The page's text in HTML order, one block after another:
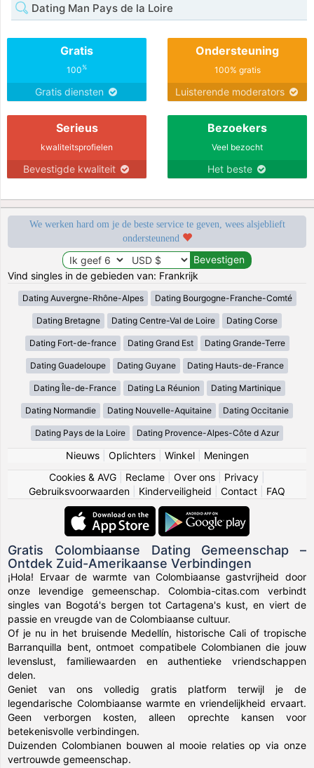
Dating Man Pays de la Loire
Gratis
100%
Gratis diensten
Ondersteuning
100% gratis
Luisterende moderators
Serieus
kwaliteitsprofielen
Bevestigde kwaliteit
Bezoekers
Veel bezocht
Het beste
We werken hard om je de beste service te geven, wees alsjeblieft
ondersteunend
Vind singles in de gebieden van: Frankrijk
Dating Auvergne-Rhône-Alpes Dating Bourgogne-Franche-Comté
Dating Bretagne Dating Centre-Val de Loire Dating Corse
Dating Fort-de-france Dating Grand Est Dating Grande-Terre
Dating Guadeloupe Dating Guyane Dating Hauts-de-France
Dating Île-de-France Dating La Réunion Dating Martinique
Dating Normandie Dating Nouvelle-Aquitaine Dating Occitanie
Dating Pays de la Loire Dating Provence-Alpes-Côte d Azur
Nieuws| Oplichters| Winkel| Meningen
Cookies & AVG
Reclame Over ons Privacy
Gebruiksvoorwaarden
Kinderveiligheid Contact FAQ
Gratis Colombiaanse Dating Gemeenschap –
Ontdek Zuid-Amerikaanse Verbindingen
¡Hola! Ervaar de warmte van Colombiaanse gastvrijheid door
onze levendige gemeenschap. Colombia-citas.com verbindt
singles van Bogotá's bergen tot Cartagena's kust, en viert de
passie en vreugde van de Colombiaanse cultuur.
Of je nu in het bruisende Medellín, historische Cali of tropische
Barranquilla bent, ontmoet compatibele Colombianen die jouw
levenslust, familiewaarden en authentieke vriendschappen
delen.
Geniet van ons volledig gratis platform terwijl je de
legendarische Colombiaanse warmte en vriendelijkheid ervaart.
Geen verborgen kosten, alleen oprechte kansen voor
betekenisvolle verbindingen.
Duizenden Colombianen bouwen al mooie relaties op via onze
vertrouwde gemeenschap.